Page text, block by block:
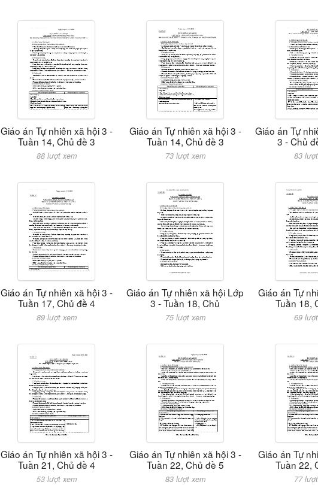
Giáo án Tự nhiên xã hội 3 -
Tuần 14, Chủ đề 3
88 lượt xem
Giáo án Tự nhiên xã hội 3 -
Tuần 14, Chủ đề 3
73 lượt xem
Giáo án Tự
3 - Chủ
83
Giáo án Tự nhiên xã hội 3 -
Tuần 17, Chủ đề 4
89 lượt xem
Giáo án Tự nhiên xã hội Lớp
3 - Tuần 18, Chủ
75 lượt xem
Giáo án Tự
Tuần 18,
69
Giáo án Tự nhiên xã hội 3 -
Tuần 21, Chủ đề 4
53 lượt xem
Giáo án Tự nhiên xã hội 3 -
Tuần 22, Chủ đề 5
83 lượt xem
Giáo án Tự
Tuần 22,
77